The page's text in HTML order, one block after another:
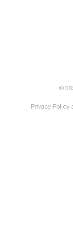
©
Privacy Policy